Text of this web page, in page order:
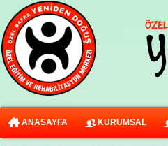
ANASAYFA KURUMSAL